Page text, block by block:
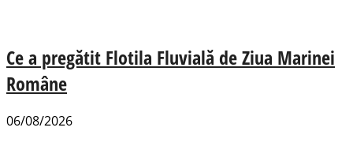
Ce a pregătit Flotila Fluvială de Ziua Marinei
Române
06/08/2026